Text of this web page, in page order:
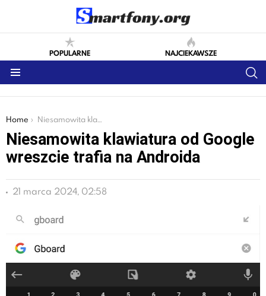
POPULARNE NAJCIEKAWSZE
You are here:
Home Niesamowita klawiatura od Google wreszcie trafia na Androida
Niesamowita klawiatura od Google
wreszcie trafia na Androida
21 marca 2024, 02:58